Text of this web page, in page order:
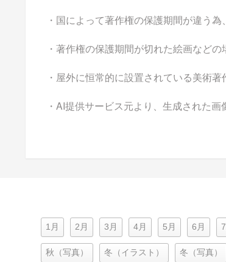
・国によって著作権の保護期間が違う
・著作権の保護期間が切れた絵画など
・屋外に恒常的に設置されている美術
・AI提供サービス元より、生成された
1月 2月 3月 4月 5月 6月
秋（写真） 冬（イラスト） 冬（写真）